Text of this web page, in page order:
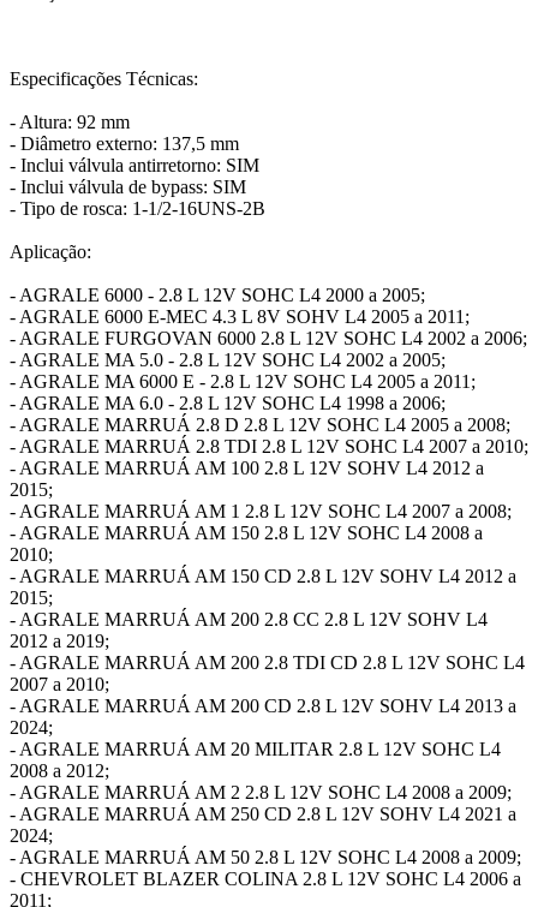
Especificações Técnicas:
- Altura: 92 mm
- Diâmetro externo: 137,5 mm
- Inclui válvula antirretorno: SIM
- Inclui válvula de bypass: SIM
- Tipo de rosca: 1-1/2-16UNS-2B
Aplicação:
- AGRALE 6000 - 2.8 L 12V SOHC L4 2000 a 2005;
- AGRALE 6000 E-MEC 4.3 L 8V SOHV L4 2005 a 2011;
- AGRALE FURGOVAN 6000 2.8 L 12V SOHC L4 2002 a 2006;
- AGRALE MA 5.0 - 2.8 L 12V SOHC L4 2002 a 2005;
- AGRALE MA 6000 E - 2.8 L 12V SOHC L4 2005 a 2011;
- AGRALE MA 6.0 - 2.8 L 12V SOHC L4 1998 a 2006;
- AGRALE MARRUÁ 2.8 D 2.8 L 12V SOHC L4 2005 a 2008;
- AGRALE MARRUÁ 2.8 TDI 2.8 L 12V SOHC L4 2007 a 2010;
- AGRALE MARRUÁ AM 100 2.8 L 12V SOHV L4 2012 a
2015;
- AGRALE MARRUÁ AM 1 2.8 L 12V SOHC L4 2007 a 2008;
- AGRALE MARRUÁ AM 150 2.8 L 12V SOHC L4 2008 a
2010;
- AGRALE MARRUÁ AM 150 CD 2.8 L 12V SOHV L4 2012 a
2015;
- AGRALE MARRUÁ AM 200 2.8 CC 2.8 L 12V SOHV L4
2012 a 2019;
- AGRALE MARRUÁ AM 200 2.8 TDI CD 2.8 L 12V SOHC L4
2007 a 2010;
- AGRALE MARRUÁ AM 200 CD 2.8 L 12V SOHV L4 2013 a
2024;
- AGRALE MARRUÁ AM 20 MILITAR 2.8 L 12V SOHC L4
2008 a 2012;
- AGRALE MARRUÁ AM 2 2.8 L 12V SOHC L4 2008 a 2009;
- AGRALE MARRUÁ AM 250 CD 2.8 L 12V SOHV L4 2021 a
2024;
- AGRALE MARRUÁ AM 50 2.8 L 12V SOHC L4 2008 a 2009;
- CHEVROLET BLAZER COLINA 2.8 L 12V SOHC L4 2006 a
2011;